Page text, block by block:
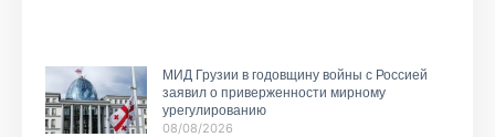
МИД Грузии в годовщину войны с Россией
заявил о приверженности мирному
урегулированию
08/08/2026